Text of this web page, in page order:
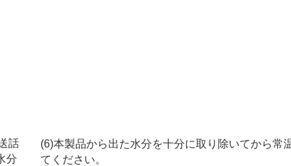
話
分
(6)本製品から出た水分を十分に取り除いてから常
てください。